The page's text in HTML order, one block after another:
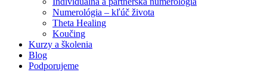
Numerológia – kľúč života
Theta Healing
Koučing
Kurzy a školenia
Blog
Podporujeme